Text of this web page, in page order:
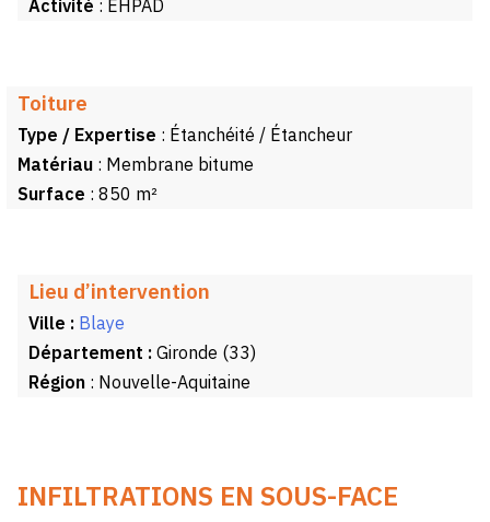
Activité : EHPAD
Toiture
Type / Expertise : Étanchéité / Étancheur
Matériau : Membrane bitume
Surface : 850 m²
Lieu d’intervention
Ville : Blaye
Département : Gironde (33)
Région : Nouvelle-Aquitaine
INFILTRATIONS EN SOUS-FACE